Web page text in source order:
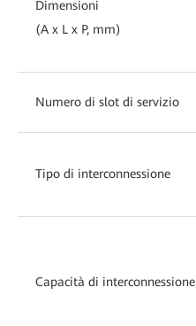
Dimensioni
(A x L x P, mm)
Numero di slot di servizio
Tipo di interconnessione
Capacità di interconnessione